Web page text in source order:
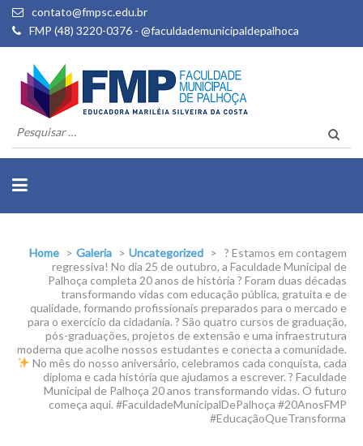
contato@fmpsc.edu.br
FMP (48) 3220-0376 - @faculdademunicipaldepalhoca
Pesquisar
por:
Home > Galeria > Uncategorized > ? Estamos em contagem
regressiva! No dia 25 de outubro, a Faculdade Municipal de
Palhoça completa 20 anos de história ? Foram duas décadas
transformando vidas com educação pública, gratuita e de
qualidade, formando profissionais preparados para o mercado e
para o exercício da cidadania. ? São quatro cursos de graduação,
pós-graduações, projetos de extensão e uma infraestrutura
moderna que acolhe nossos estudantes e conecta a comunidade.
No mês do nosso aniversário, celebramos cada conquista, cada
diploma e cada história que ajudamos a escrever. ? Faculdade
Municipal de Palhoça 20 anos transformando vidas. O futuro
começa aqui. #FaculdadeMunicipalDePalhoça #20AnosFMP
#EducaçãoQueTransforma